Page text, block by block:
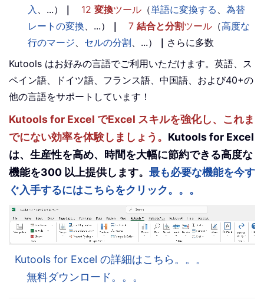
入 、...） ｜ 12 変換ツール （単語に変換する 、 為替
レートの変換、...） ｜ 7 結合と分割ツール （高度な
行のマージ、 セルの分割、...） ｜ さらに多数
Kutools はお好みの言語でご利用いただけます。英語、ス
ペイン語、ドイツ語、フランス語、中国語、および40+の
他の言語をサポートしています！
Kutools for Excel でExcel スキルを強化し、これま
でにない効率を体験しましょう。 Kutools for Excel
は、生産性を高め、時間を大幅に節約できる高度な
機能を300 以上提供します。 最も必要な機能を今す
ぐ入手するにはこちらをクリック。。。
Kutools for Excel の詳細はこちら。。。
無料ダウンロード。。。